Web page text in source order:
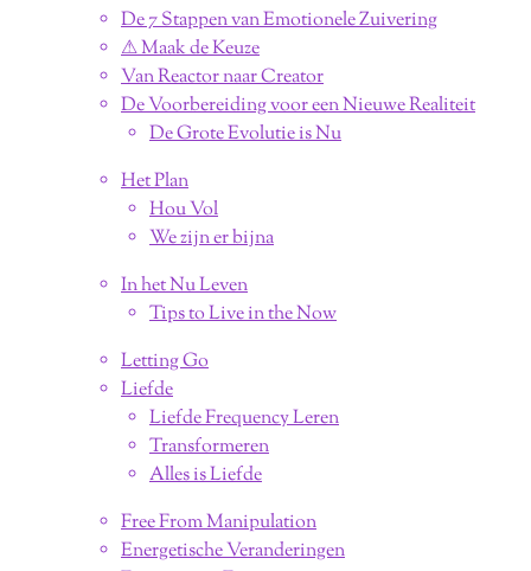
De 7 Stappen van Emotionele Zuivering
⚠︎ Maak de Keuze
Van Reactor naar Creator
De Voorbereiding voor een Nieuwe Realiteit
De Grote Evolutie is Nu
Het Plan
Hou Vol
We zijn er bijna
In het Nu Leven
Tips to Live in the Now
Letting Go
Liefde
Liefde Frequency Leren
Transformeren
Alles is Liefde
Free From Manipulation
Energetische Veranderingen